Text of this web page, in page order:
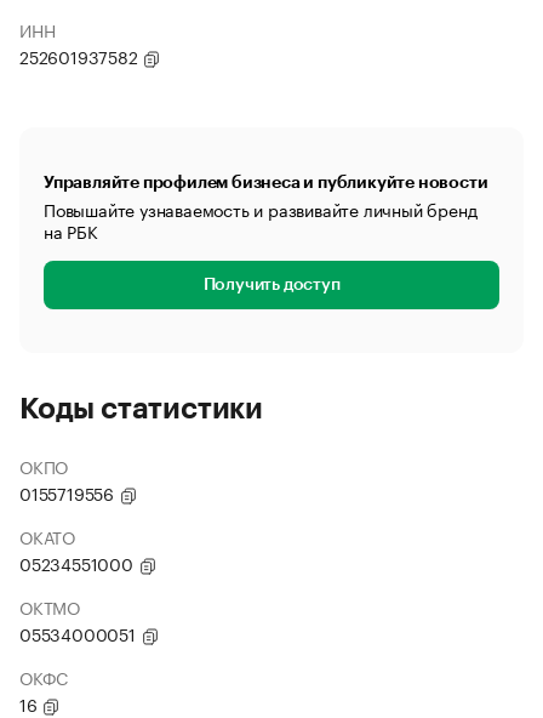
ИНН
252601937582
Управляйте профилем бизнеса и публикуйте новости
Повышайте узнаваемость и развивайте личный бренд
на РБК
Получить доступ
Коды статистики
ОКПО
0155719556
ОКАТО
05234551000
ОКТМО
05534000051
ОКФС
16